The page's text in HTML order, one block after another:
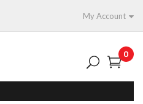
My Account
0